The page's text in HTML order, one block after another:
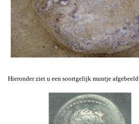
Hieronder ziet u een soortgelijk muntje afgebeeld